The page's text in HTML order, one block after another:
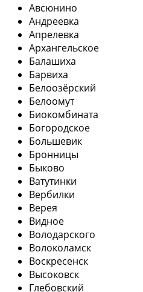
Авсюнино
Андреевка
Апрелевка
Архангельское
Балашиха
Барвиха
Белоозёрский
Белоомут
Биокомбината
Богородское
Большевик
Бронницы
Быково
Ватутинки
Вербилки
Верея
Видное
Володарского
Волоколамск
Воскресенск
Высоковск
Глебовский